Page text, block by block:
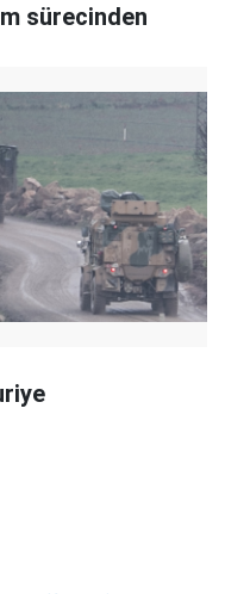
sürecinden